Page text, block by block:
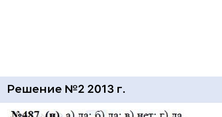
Решение №2 2013 г.